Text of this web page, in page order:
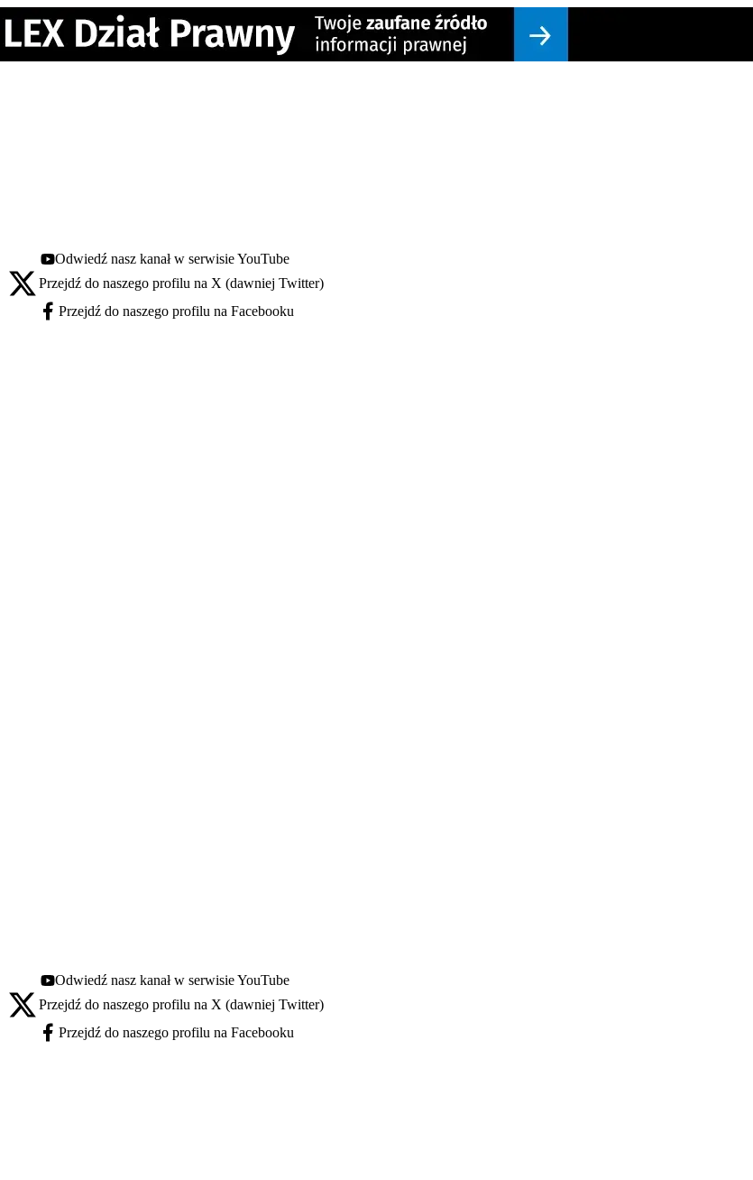
Youtube - otwiera się w nowej karcie
Odwiedź nasz kanał w serwisie YouTube
X - otwiera się w nowej karcie
Przejdź do naszego profilu na X (dawniej Twitter)
Facebook - otwiera się w nowej karcie
Przejdź do naszego profilu na Facebooku
Youtube - otwiera się w nowej karcie
Odwiedź nasz kanał w serwisie YouTube
X - otwiera się w nowej karcie
Przejdź do naszego profilu na X (dawniej Twitter)
Facebook - otwiera się w nowej karcie
Przejdź do naszego profilu na Facebooku